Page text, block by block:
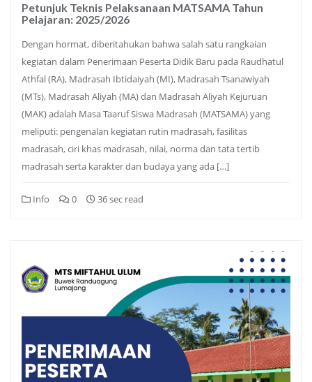
Petunjuk Teknis Pelaksanaan MATSAMA Tahun
Pelajaran: 2025/2026
Dengan hormat, diberitahukan bahwa salah satu rangkaian
kegiatan dalam Penerimaan Peserta Didik Baru pada Raudhatul
Athfal (RA), Madrasah Ibtidaiyah (MI), Madrasah Tsanawiyah
(MTs), Madrasah Aliyah (MA) dan Madrasah Aliyah Kejuruan
(MAK) adalah Masa Taaruf Siswa Madrasah (MATSAMA) yang
meliputi: pengenalan kegiatan rutin madrasah, fasilitas
madrasah, ciri khas madrasah, nilai, norma dan tata tertib
madrasah serta karakter dan budaya yang ada […]
Info 0 36 sec read